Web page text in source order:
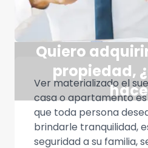
Quiero
propiedad,
Ver materializado el
casa o apartamento es
que toda persona
brindarle tranquilidad,
seguridad a su familia,